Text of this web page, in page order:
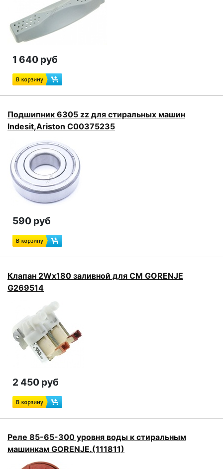
1 640 руб
Подшипник 6305 zz для стиральных машин
Indesit,Ariston C00375235
590 руб
Клапан 2Wx180 заливной для СМ GORENJE
G269514
2 450 руб
Реле 85-65-300 уровня воды к стиральным
машинкам GORENJE.(111811)